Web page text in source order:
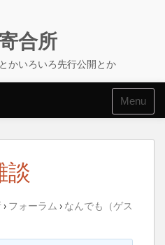
合所
かいろいろ先行公開とか
Menu
談
› フォーラム › なんでも（ゲス